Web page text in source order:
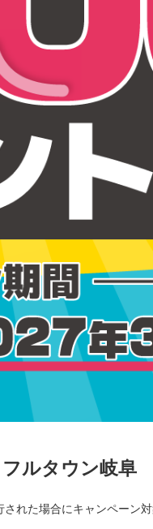
ルタウン岐阜
れた場合にキャンペーン対